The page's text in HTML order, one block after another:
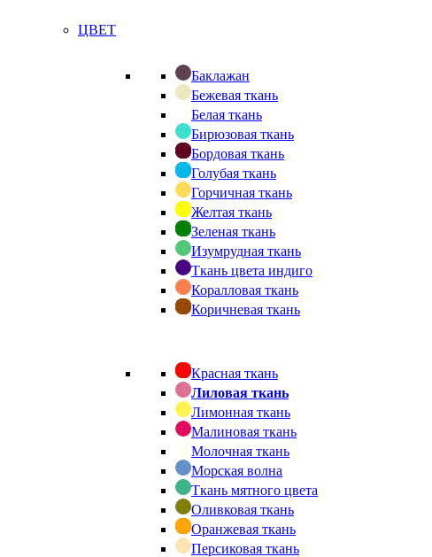
ЦВЕТ
Баклажан
Бежевая ткань
Белая ткань
Бирюзовая ткань
Бордовая ткань
Голубая ткань
Горчичная ткань
Желтая ткань
Зеленая ткань
Изумрудная ткань
Ткань цвета индиго
Коралловая ткань
Коричневая ткань
Красная ткань
Лиловая ткань
Лимонная ткань
Малиновая ткань
Молочная ткань
Морская волна
Ткань мятного цвета
Оливковая ткань
Оранжевая ткань
Персиковая ткань